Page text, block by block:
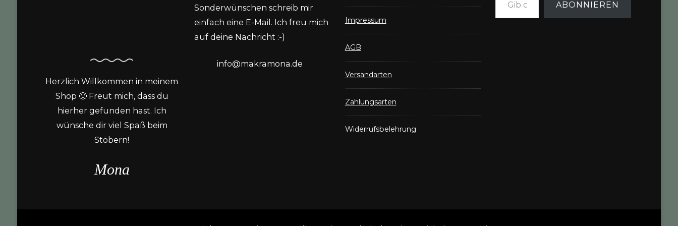
Herzlich Willkommen in meinem
Shop 🙂 Freut mich, dass du
hierher gefunden hast. Ich
wünsche dir viel Spaß beim
Stöbern!
Mona
Sonderwünschen schreib mir
einfach eine E-Mail. Ich freu mich
auf deine Nachricht :-)
info@makramona.de
Impressum
AGB
Versandarten
Zahlungsarten
Widerrufsbelehrung
ABONNIEREN